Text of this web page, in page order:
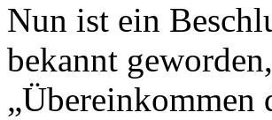
Nun ist ein
bekannt
„Übereinkommen